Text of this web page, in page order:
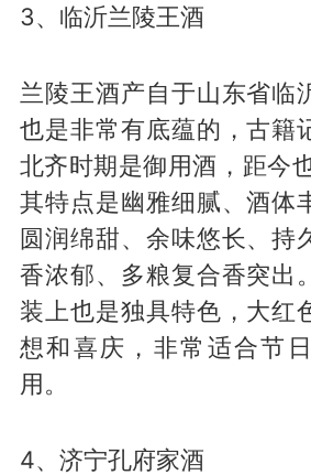
3、临沂兰陵王酒
兰陵王酒产自于山东省临
也是非常有底蕴的，古籍
北齐时期是御用酒，距今
其特点是幽雅细腻、酒体
圆润绵甜、余味悠长、持
香浓郁、多粮复合香突出
装上也是独具特色，大红
想和喜庆，非常适合节
用。
4、济宁孔府家酒